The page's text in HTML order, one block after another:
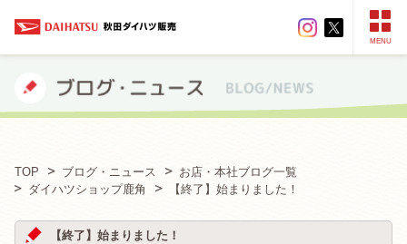
MENU
TOP ブログ・ニュース
お店・本社ブログ一覧
ダイハツショップ鹿角
【終了】始まりました！
【終了】始まりました！